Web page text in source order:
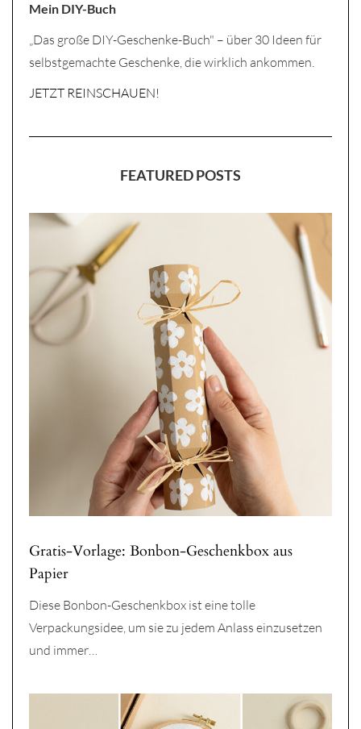
Mein DIY-Buch
„Das große DIY-Geschenke-Buch" – über 30 Ideen für
selbstgemachte Geschenke, die wirklich ankommen.
JETZT REINSCHAUEN!
FEATURED POSTS
Gratis-Vorlage: Bonbon-Geschenkbox aus
Papier
Diese Bonbon-Geschenkbox ist eine tolle
Verpackungsidee, um sie zu jedem Anlass einzusetzen
und immer…